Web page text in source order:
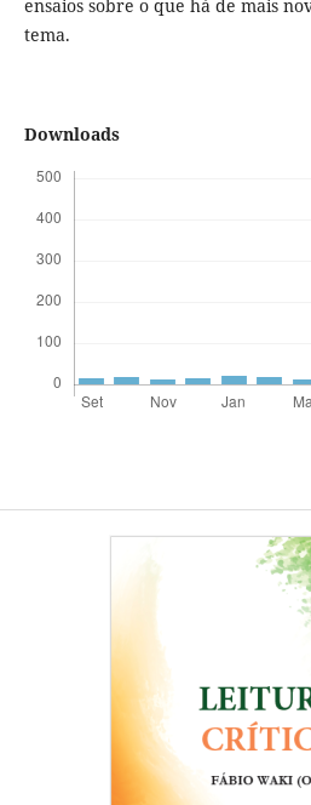
ensaios sobre o que há de mais
tema.
Downloads